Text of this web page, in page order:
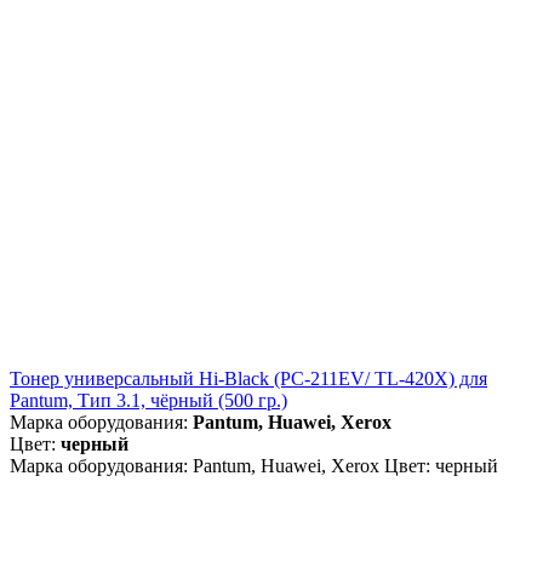
Тонер универсальный Hi-Black (PC-211EV/ TL-420X) для
Pantum, Тип 3.1, чёрный (500 гр.)
Марка оборудования: Pantum, Huawei, Xerox
Цвет: черный
Марка оборудования: Pantum, Huawei, Xerox Цвет: черный